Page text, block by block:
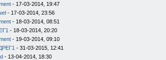
- 17-03-2014, 19:47
- 17-03-2014, 23:56
- 18-03-2014, 08:51
- 18-03-2014, 20:20
- 19-03-2014, 09:10
- 31-03-2015, 12:41
- 13-04-2014, 18:30